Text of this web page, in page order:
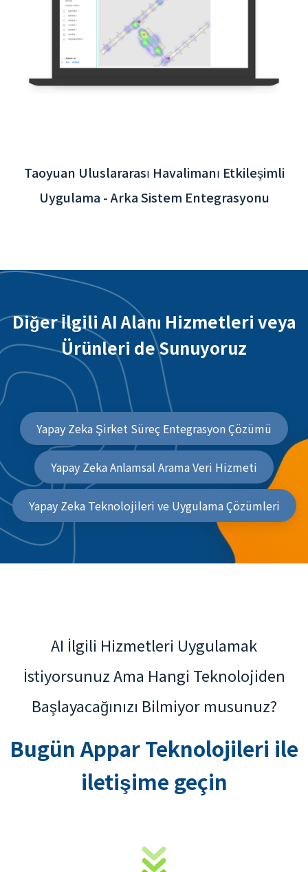
Taoyuan Uluslararası Havalimanı Etkileşimli
Uygulama - Arka Sistem Entegrasyonu
Diğer İlgili AI Alanı Hizmetleri veya
Ürünleri de Sunuyoruz
Yapay Zeka Şirket Süreç Entegrasyon Çözümü
Yapay Zeka Anlamsal Arama Veri Hizmeti
Yapay Zeka Teknolojileri ve Uygulama Çözümleri
AI İlgili Hizmetleri Uygulamak
İstiyorsunuz Ama Hangi Teknolojiden
Başlayacağınızı Bilmiyor musunuz?
Bugün Appar Teknolojileri ile
iletişime geçin